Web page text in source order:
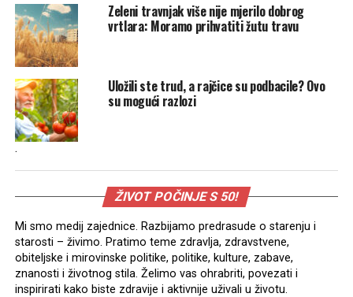
Zeleni travnjak više nije mjerilo dobrog
vrtlara: Moramo prihvatiti žutu travu
Uložili ste trud, a rajčice su podbacile? Ovo
su mogući razlozi
.
ŽIVOT POČINJE S 50!
Mi smo medij zajednice. Razbijamo predrasude o starenju i
starosti – živimo. Pratimo teme zdravlja, zdravstvene,
obiteljske i mirovinske politike, politike, kulture, zabave,
znanosti i životnog stila. Želimo vas ohrabriti, povezati i
inspirirati kako biste zdravije i aktivnije uživali u životu.